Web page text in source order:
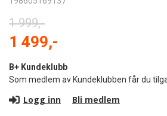
1 999,-
1 499,-
B+ Kundeklubb
Som medlem av Kundeklubben får du
Logg inn Bli medlem